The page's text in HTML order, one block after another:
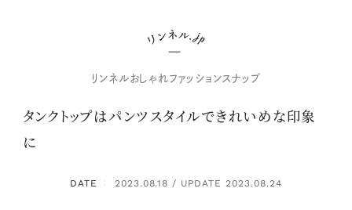
リンネルおしゃれファッションスナップ
タンクトップはパンツスタイルできれいめな印象
に
DATE ： 2023.08.18 / UPDATE 2023.08.24